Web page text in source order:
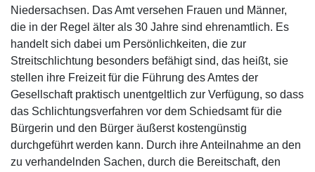
Niedersachsen. Das Amt versehen Frauen und Männer,
die in der Regel älter als 30 Jahre sind ehrenamtlich. Es
handelt sich dabei um Persönlichkeiten, die zur
Streitschlichtung besonders befähigt sind, das heißt, sie
stellen ihre Freizeit für die Führung des Amtes der
Gesellschaft praktisch unentgeltlich zur Verfügung, so dass
das Schlichtungsverfahren vor dem Schiedsamt für die
Bürgerin und den Bürger äußerst kostengünstig
durchgeführt werden kann. Durch ihre Anteilnahme an den
zu verhandelnden Sachen, durch die Bereitschaft, den